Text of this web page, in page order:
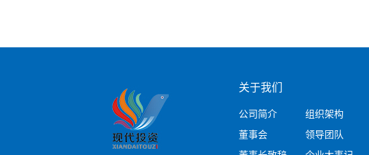
关于我们
公司简介
组织架构
董事会
领导团队